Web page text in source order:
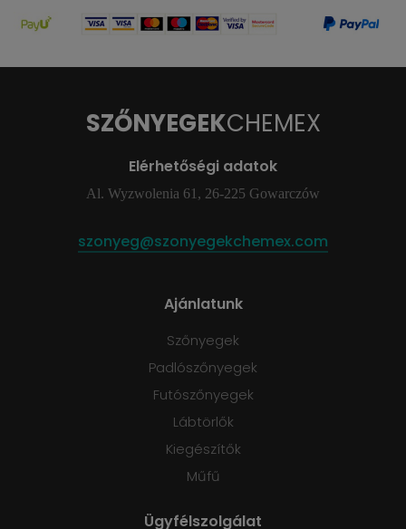
SZŐNYEGEKCHEMEX
Elérhetőségi adatok
Al. Wyzwolenia 61, 26-225 Gowarczów
szonyeg@szonyegekchemex.com
Ajánlatunk
Szőnyegek
Padlószőnyegek
Futószőnyegek
Lábtörlők
Kiegészítők
Műfű
Ügyfélszolgálat